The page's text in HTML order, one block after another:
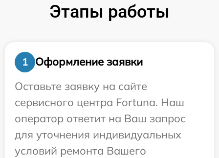
Этапы работы
1
Оформление заявки
Оставьте заявку на сайте
сервисного центра Fortuna. Наш
оператор ответит на Ваш запрос
для уточнения индивидуальных
условий ремонта Вашего